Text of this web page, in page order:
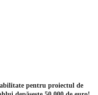
pentru proiectul de